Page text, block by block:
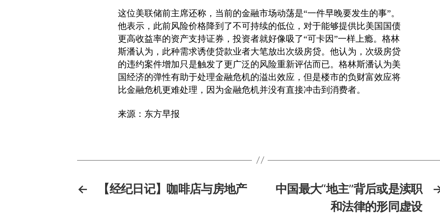
这位美联储前主席还称，当前的金融市场动荡是“一件早晚要发生的事”。
他表示，此前风险价格降到了不可持续的低位，对于能够提供比美国国债
更高收益率的资产支持证券，投资者就好像吸了“可卡因”一样上瘾。格林
斯潘认为，此种需求诱使贷款业者大笔放出次级房贷。他认为，次级房贷
的违约案件增加只是触发了更广泛的风险重新评估而已。格林斯潘认为美
国经济的弹性有助于处理金融危机的溢出效应，但是楼市的负财富效应将
比金融危机更难处理，因为金融危机并没有直接冲击到消费者。
来源：东方早报
← 【经纪日记】咖啡店与房地产
中国最大“地主”背后或是渎职
和法律的形同虚设